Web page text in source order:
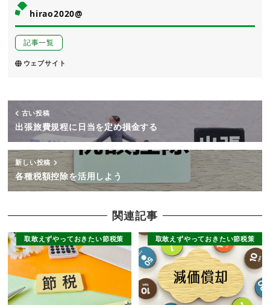
hirao2020@
記事一覧
ウェブサイト
古い投稿
出張旅費規程に日当を定め損金する
新しい投稿
各種税額控除を活用しよう
関連記事
取敢えずやっておきたい節税策 取敢えずやっておきたい節税策